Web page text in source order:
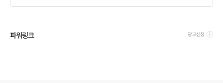
파워링크 광고신청